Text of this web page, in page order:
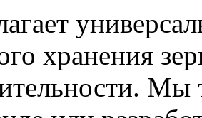
хранения
Мы